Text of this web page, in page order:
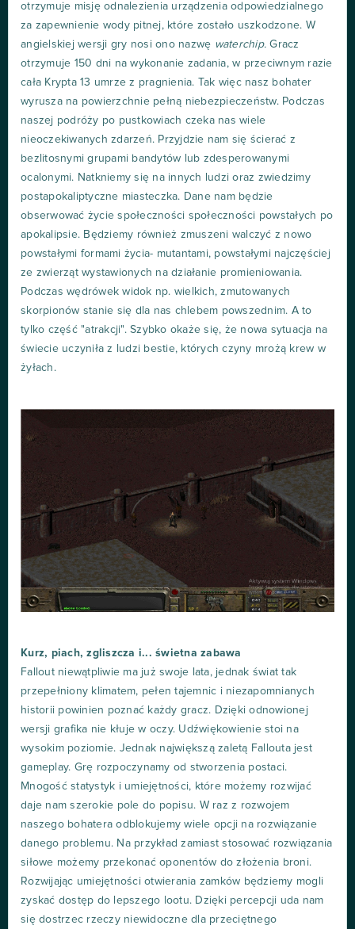
otrzymuje misję odnalezienia urządzenia odpowiedzialnego
za zapewnienie wody pitnej, które zostało uszkodzone. W
angielskiej wersji gry nosi ono nazwę waterchip.Gracz
otrzymuje 150 dni na wykonanie zadania, w przeciwnym razie
cała Krypta 13 umrze z pragnienia. Tak więc nasz bohater
wyrusza na powierzchnie pełną niebezpieczeństw. Podczas
naszej podróży po pustkowiach czeka nas wiele
nieoczekiwanych zdarzeń. Przyjdzie nam się ścierać z
bezlitosnymi grupami bandytów lub zdesperowanymi
ocalonymi. Natkniemy się na innych ludzi oraz zwiedzimy
postapokaliptyczne miasteczka. Dane nam będzie
obserwować życie społeczności społeczności powstałych po
apokalipsie. Będziemy również zmuszeni walczyć z nowo
powstałymi formami życia- mutantami, powstałymi najczęściej
ze zwierząt wystawionych na działanie promieniowania.
Podczas wędrówek widok np. wielkich, zmutowanych
skorpionów stanie się dla nas chlebem powszednim. A to
tylko część "atrakcji". Szybko okaże się, że nowa sytuacja na
świecie uczyniła z ludzi bestie, których czyny mrożą krew w
żyłach.
Kurz, piach, zgliszcza i... świetna zabawa
Fallout niewątpliwie ma już swoje lata, jednak świat tak
przepełniony klimatem, pełen tajemnic i niezapomnianych
historii powinien poznać każdy gracz. Dzięki odnowionej
wersji grafika nie kłuje w oczy. Udźwiękowienie stoi na
wysokim poziomie. Jednak największą zaletą Fallouta jest
gameplay. Grę rozpoczynamy od stworzenia postaci.
Mnogość statystyk i umiejętności, które możemy rozwijać
daje nam szerokie pole do popisu. W raz z rozwojem
naszego bohatera odblokujemy wiele opcji na rozwiązanie
danego problemu. Na przykład zamiast stosować rozwiązania
siłowe możemy przekonać oponentów do złożenia broni.
Rozwijając umiejętności otwierania zamków będziemy mogli
zyskać dostęp do lepszego lootu. Dzięki percepcji uda nam
się dostrzec rzeczy niewidoczne dla przeciętnego